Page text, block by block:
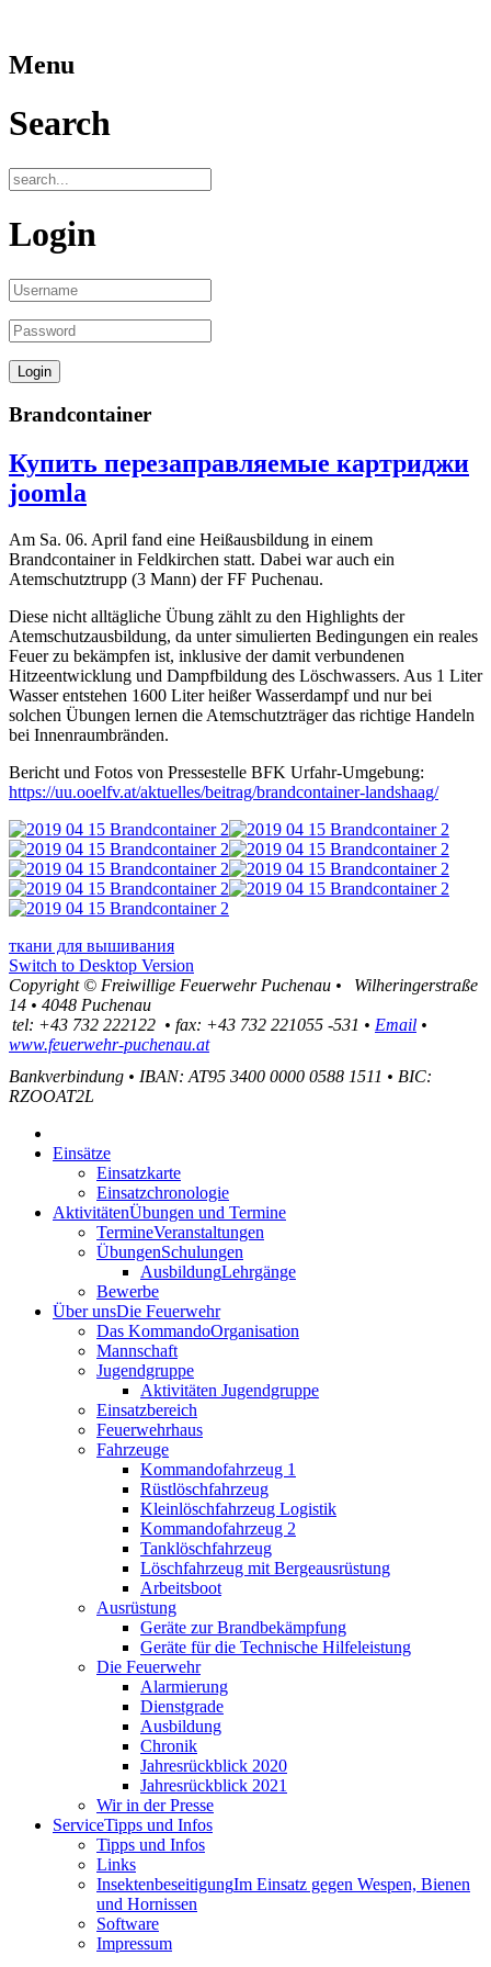
Menu
Search
Login
Brandcontainer
Купить перезаправляемые картриджи
joomla
Am Sa. 06. April fand eine Heißausbildung in einem
Brandcontainer in Feldkirchen statt. Dabei war auch ein
Atemschutztrupp (3 Mann) der FF Puchenau.
Diese nicht alltägliche Übung zählt zu den Highlights der
Atemschutzausbildung, da unter simulierten Bedingungen ein reales
Feuer zu bekämpfen ist, inklusive der damit verbundenen
Hitzeentwicklung und Dampfbildung des Löschwassers. Aus 1 Liter
Wasser entstehen 1600 Liter heißer Wasserdampf und nur bei
solchen Übungen lernen die Atemschutzträger das richtige Handeln
bei Innenraumbränden.
Bericht und Fotos von Pressestelle BFK Urfahr-Umgebung:
https://uu.ooelfv.at/aktuelles/beitrag/brandcontainer-landshaag/
ткани для вышивания
Switch to Desktop Version
Copyright © Freiwillige Feuerwehr Puchenau •
Wilheringerstraße
14 • 4048 Puchenau
tel: +43 732 222122 • fax: +43 732 221055 -531 • Email •
www.feuerwehr-puchenau.at
Bankverbindung • IBAN: AT95 3400 0000 0588 1511 • BIC:
RZOOAT2L
Einsätze
Einsatzkarte
Einsatzchronologie
AktivitätenÜbungen und Termine
TermineVeranstaltungen
ÜbungenSchulungen
AusbildungLehrgänge
Bewerbe
Über unsDie Feuerwehr
Das KommandoOrganisation
Mannschaft
Jugendgruppe
Aktivitäten Jugendgruppe
Einsatzbereich
Feuerwehrhaus
Fahrzeuge
Kommandofahrzeug 1
Rüstlöschfahrzeug
Kleinlöschfahrzeug Logistik
Kommandofahrzeug 2
Tanklöschfahrzeug
Löschfahrzeug mit Bergeausrüstung
Arbeitsboot
Ausrüstung
Geräte zur Brandbekämpfung
Geräte für die Technische Hilfeleistung
Die Feuerwehr
Alarmierung
Dienstgrade
Ausbildung
Chronik
Jahresrückblick 2020
Jahresrückblick 2021
Wir in der Presse
ServiceTipps und Infos
Tipps und Infos
Links
InsektenbeseitigungIm Einsatz gegen Wespen, Bienen
und Hornissen
Software
Impressum